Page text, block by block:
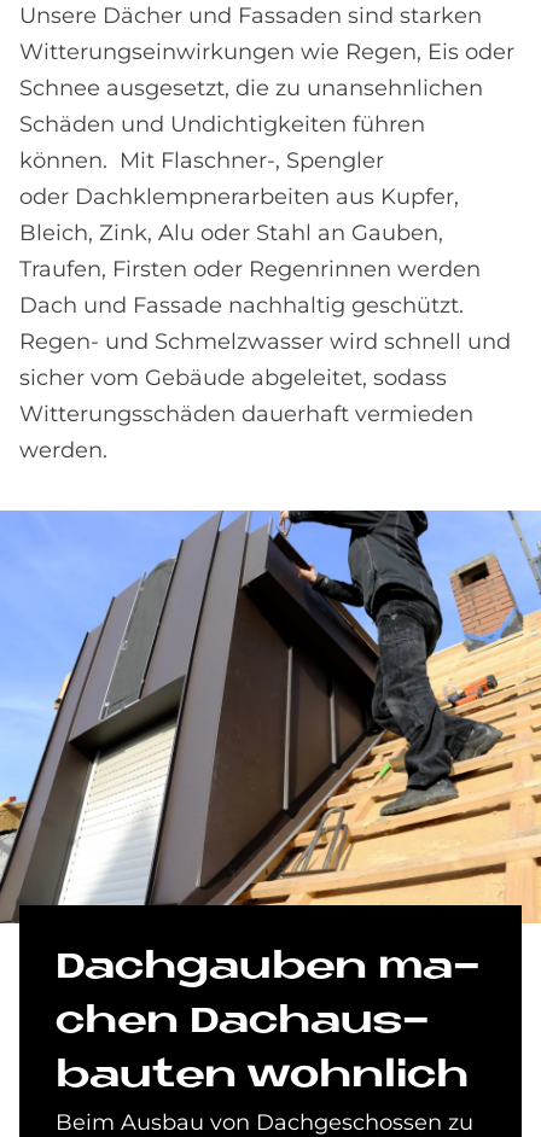
Unsere Dächer und Fassaden sind starken
Witterungseinwirkungen wie Regen, Eis oder
Schnee ausgesetzt, die zu unansehnlichen
Schäden und Undichtigkeiten führen
können. Mit Flaschner-, Spengler
oder Dachklempnerarbeiten aus Kupfer,
Bleich, Zink, Alu oder Stahl an Gauben,
Traufen, Firsten oder Regenrinnen werden
Dach und Fassade nachhaltig geschützt.
Regen- und Schmelzwasser wird schnell und
sicher vom Gebäude abgeleitet, sodass
Witterungsschäden dauerhaft vermieden
werden.
Dach­gau­ben ma­
chen Dach­aus­
bau­ten wohn­lich
Beim Ausbau von Dachgeschossen zu